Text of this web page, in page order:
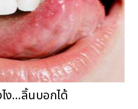
ง...ลิ้นบอกได้